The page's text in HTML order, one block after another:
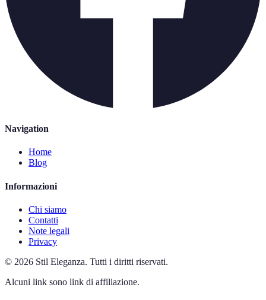
Navigation
Home
Blog
Informazioni
Chi siamo
Contatti
Note legali
Privacy
© 2026 Stil Eleganza. Tutti i diritti riservati.
Alcuni link sono link di affiliazione.